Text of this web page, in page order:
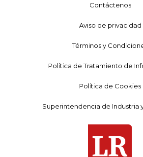
Contáctenos
Aviso de privacidad
Términos y
Política de Tratamiento de
Política de Cookies
Superintendencia de Industria